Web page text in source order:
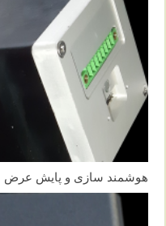
هوشمند سازی و پایش عرض